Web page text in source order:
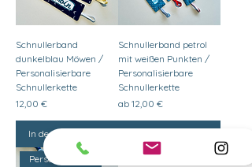
Schnullerband
dunkelblau Möwen /
Personalisierbare
Schnullerkette
Preis
12,00 €
In den Warenkorb
Schnullerband petrol
mit weißen Punkten /
Personalisierbare
Schnullerkette
ab 12,00 €
Sale-Preis
Personalisierbar